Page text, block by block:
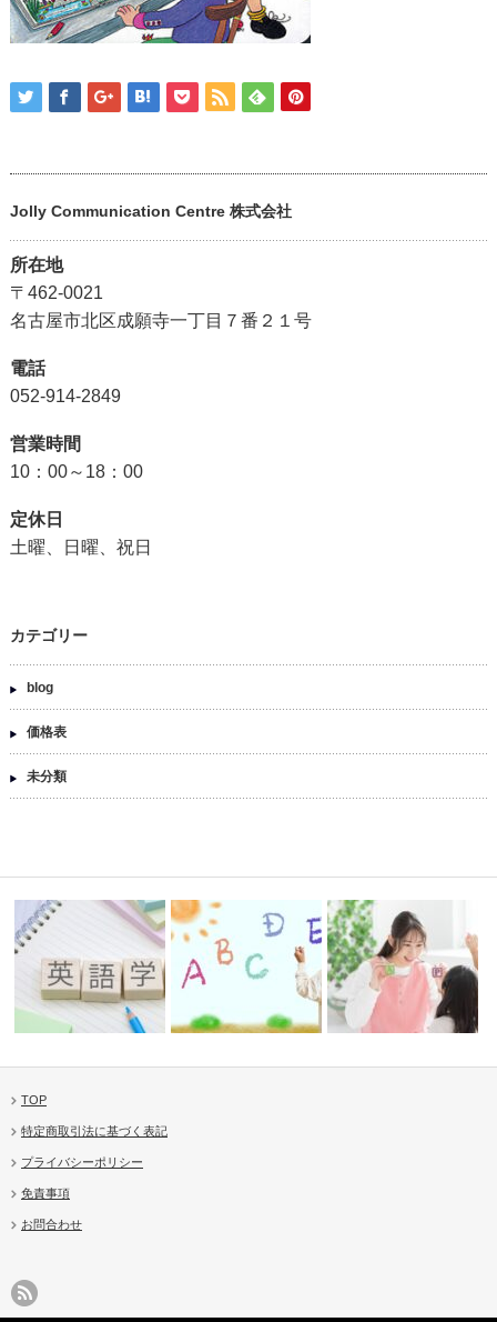
Jolly Communication Centre 株式会社
所在地
〒462-0021
名古屋市北区成願寺一丁目７番２１号
電話
052-914-2849
営業時間
10：00～18：00
定休日
土曜、日曜、祝日
カテゴリー
blog
価格表
未分類
たらJoll…
TOP
特定商取引法に基づく表記
プライバシーポリシー
免責事項
お問合わせ